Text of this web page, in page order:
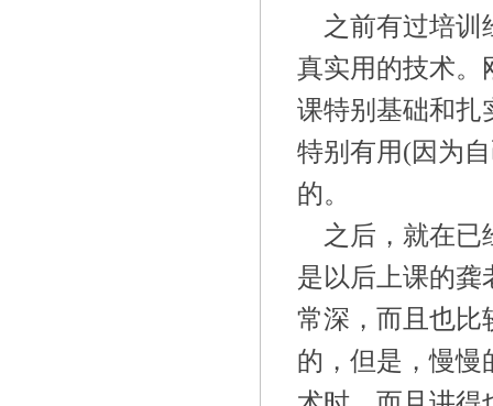
之前有过培训
真实用的技术。
课特别基础和扎
特别有用(因为
的。
之后，就在已
是以后上课的龚
常深，而且也比
的，但是，慢慢